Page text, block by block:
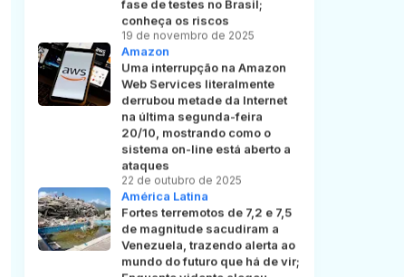
fase de testes no Brasil;
conheça os riscos
19 de novembro de 2025
Amazon
Uma interrupção na Amazon
Web Services literalmente
derrubou metade da Internet
na última segunda-feira
20/10, mostrando como o
sistema on-line está aberto a
ataques
22 de outubro de 2025
América Latina
Fortes terremotos de 7,2 e 7,5
de magnitude sacudiram a
Venezuela, trazendo alerta ao
mundo do futuro que há de vir;